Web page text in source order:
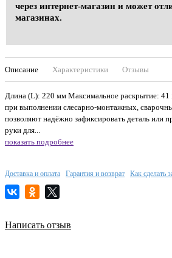
через интернет-магазин и может
магазинах.
Описание Характеристики Отзывы
Длина (L): 220 мм Максимальное раскрытие:
при выполнении слесарно-монтажных,
позволяют надёжно зафиксировать деталь или
руки для...
показать подробнее
Доставка и оплата Гарантия и возврат Как сделать
Написать отзыв